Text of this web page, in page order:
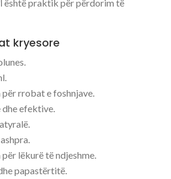
është praktik për përdorim të
kryesore
rrobat e foshnjave.
dhe efektive.
lëkurë të ndjeshme.
papastërtitë.